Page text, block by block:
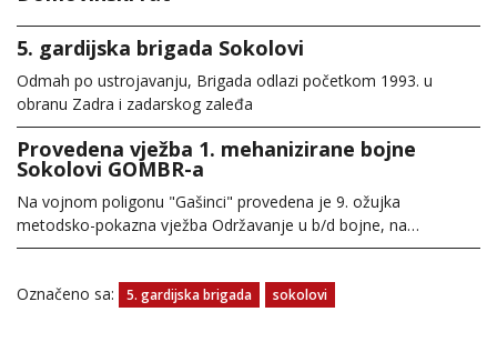
5. gardijska brigada Sokolovi
Odmah po ustrojavanju, Brigada odlazi početkom 1993. u
obranu Zadra i zadarskog zaleđa
Provedena vježba 1. mehanizirane bojne
Sokolovi GOMBR-a
Na vojnom poligonu "Gašinci" provedena je 9. ožujka
metodsko-pokazna vježba Održavanje u b/d bojne, na…
Označeno sa: 5. gardijska brigada sokolovi